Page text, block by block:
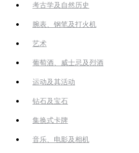
考古学及自然历史
腕表、钢笔及打火机
艺术
葡萄酒、威士忌及烈酒
运动及其活动
钻石及宝石
集换式卡牌
音乐、电影及相机